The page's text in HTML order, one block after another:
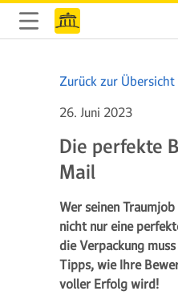
Zurück zur Übersicht
26. Juni 2023
Die perfekte
Mail
Wer seinen
nicht nur eine
die Verpackung
Tipps, wie Ihre
voller Erfolg wird!